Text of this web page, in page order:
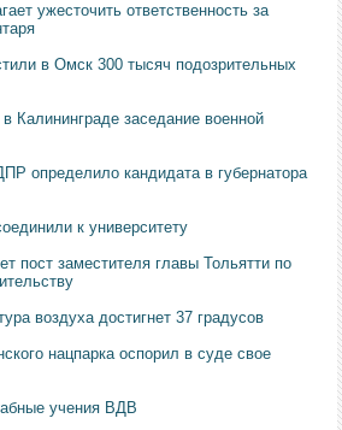
ужесточить ответственность за
в Омск 300 тысяч подозрительных
Калининграде заседание военной
определило кандидата в губернатора
к университету
пост заместителя главы Тольятти по
воздуха достигнет 37 градусов
нацпарка оспорил в суде свое
учения ВДВ